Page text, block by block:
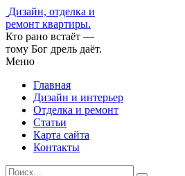
Дизайн, отделка и
ремонт квартиры.
Кто рано встаёт —
тому Бог дрель даёт.
Меню
Главная
Дизайн и интерьер
Отделка и ремонт
Статьи
Карта сайта
Контакты